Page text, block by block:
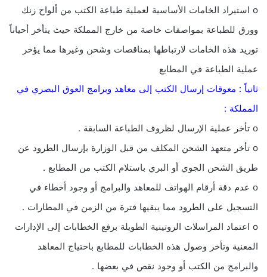
o استيراد الخامات الأساسية لعملية طباعة الكتب من ألواح زنك
وورق للطباعة بمواصفات خاصة من خارج المملكة حيث يتأخر أحياناً
توريد هذه الخامات لارتباطها بمناقصات وشحن وغيرها مما يؤخر
عملية الطباعة في المطابع
ثانياً : معوقات إرسال الكتب إلى معاهد وبرامج العوق البصري في
المملكة :
o تأخر عملية الإرسال لظروف الطباعة السابقة .
o تأخر متعهد الشحن المكلف من قبل الوزارة بإرسال الطرود عن
طريق الشحن الجوي أو البري باستلام الكتب من المطابع .
o عدم دقة أرقام الهواتف للمعاهد والبرامج أو وجود أخطاء في
التسجيل على الطرود مما يبقيها فترة من الزمن في المطارات .
o اعتماد المراسلات الروتينية الطويلة برفع الخطابات إلى الإدارات
المعنية وتأخر وصول هذه الخطابات للمطابع باحتياج المعاهد
والبرامج من الكتب أو وجود نقص في بعضها .